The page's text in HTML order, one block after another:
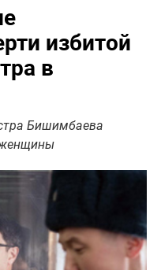
избитой
в
Бишимбаева
женщины